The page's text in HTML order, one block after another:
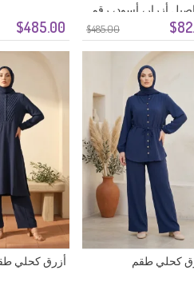
$485.00
أزرار، أسود، رقم
2301-06
$485.00
كحلي طقم أزرق كحلي